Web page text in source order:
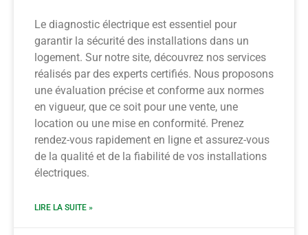
Le diagnostic électrique est essentiel pour
garantir la sécurité des installations dans un
logement. Sur notre site, découvrez nos services
réalisés par des experts certifiés. Nous proposons
une évaluation précise et conforme aux normes
en vigueur, que ce soit pour une vente, une
location ou une mise en conformité. Prenez
rendez-vous rapidement en ligne et assurez-vous
de la qualité et de la fiabilité de vos installations
électriques.
LIRE LA SUITE »